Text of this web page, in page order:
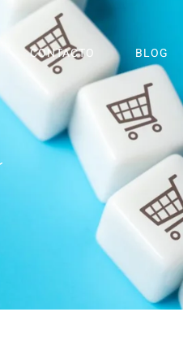
CONTACTO BLOG